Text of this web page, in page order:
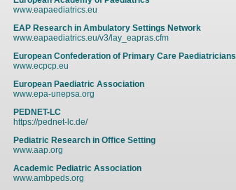
www.eapaediatrics.eu
EAP Research in Ambulatory Settings Network
www.eapaediatrics.eu/v3/lay_eapras.cfm
European Confederation of Primary Care Paediatricians
www.ecpcp.eu
European Paediatric Association
www.epa-unepsa.org
PEDNET-LC
https://pednet-lc.de/
Pediatric Research in Office Setting
www.aap.org
Academic Pediatric Association
www.ambpeds.org